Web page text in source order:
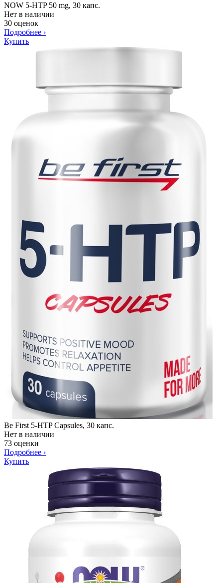
NOW 5-HTP 50 mg, 30 капс.
Нет в наличии
30 оценок
Подробнее ›
Купить
Be First 5-HTP Capsules, 30 капс.
Нет в наличии
73 оценки
Подробнее ›
Купить